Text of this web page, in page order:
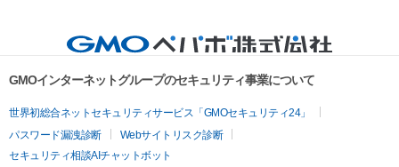
GMOインターネットグループのセキュリティ事業について
世界初総合ネットセキュリティサービス「GMOセキュリティ24」
パスワード漏洩診断
Webサイトリスク診断
セキュリティ相談AIチャットボット